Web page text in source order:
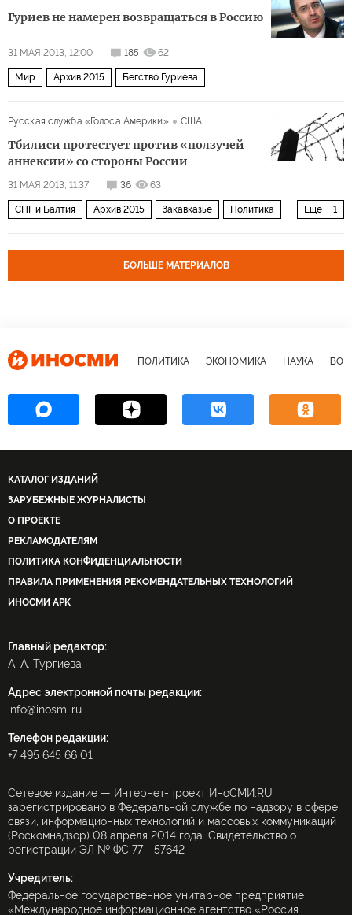
Гуриев не намерен возвращаться в Россию
31 МАЯ 2013, 12:00 185 62
Мир Архив 2015 Бегство Гуриева
Русская служба «Голоса Америки» США
Тбилиси протестует против «ползучей
аннексии» со стороны России
31 МАЯ 2013, 11:37 36 63
Еще 1
СНГ и Балтия Архив 2015 Закавказье Политика
БОЛЬШЕ МАТЕРИАЛОВ
ПОЛИТИКА ЭКОНОМИКА НАУКА
КАТАЛОГ ИЗДАНИЙ
ЗАРУБЕЖНЫЕ ЖУРНАЛИСТЫ
О ПРОЕКТЕ
РЕКЛАМОДАТЕЛЯМ
ПОЛИТИКА КОНФИДЕНЦИАЛЬНОСТИ
ПРАВИЛА ПРИМЕНЕНИЯ РЕКОМЕНДАТЕЛЬНЫХ ТЕХНОЛОГИЙ
ИНОСМИ APK
Главный редактор:
А. А. Тургиева
Адрес электронной почты редакции:
info@inosmi.ru
Телефон редакции:
+7 495 645 66 01
Сетевое издание — Интернет-проект ИноСМИ.RU
зарегистрировано в Федеральной службе по надзору в сфере
связи, информационных технологий и массовых коммуникаций
(Роскомнадзор) 08 апреля 2014 года. Свидетельство о
регистрации ЭЛ № ФС 77 - 57642
Учредитель:
Федеральное государственное унитарное предприятие
«Международное информационное агентство «Россия